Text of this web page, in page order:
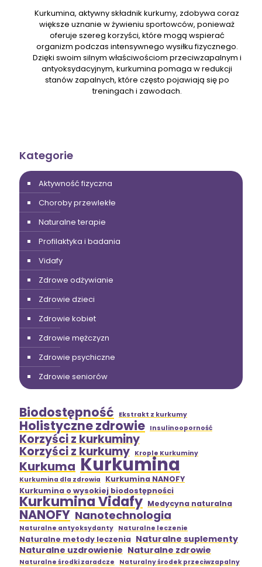
Kurkumina, aktywny składnik kurkumy, zdobywa coraz
większe uznanie w żywieniu sportowców, ponieważ
oferuje szereg korzyści, które mogą wspierać
organizm podczas intensywnego wysiłku fizycznego.
Dzięki swoim silnym właściwościom przeciwzapalnym i
antyoksydacyjnym, kurkumina pomaga w redukcji
stanów zapalnych, które często pojawiają się po
treningach i zawodach.
Kategorie
Aktywność fizyczna
Choroby przewlekłe
Naturalne terapie
Profilaktyka i badania
Vidafy
Zdrowe odżywianie
Zdrowie dzieci
Zdrowie kobiet
Zdrowie mężczyzn
Zdrowie psychiczne
Zdrowie seniorów
Biodostępność Ekstrakt z kurkumy
Holistyczne zdrowie Insulinooporność
Korzyści z kurkuminy
Korzyści z kurkumy Krople Kurkuminy
Kurkuma Kurkumina
Kurkumina dla zdrowia
Kurkumina NANOFY
Kurkumina o wysokiej biodostępności
Kurkumina Vidafy Medycyna naturalna
NANOFY Nanotechnologia
Naturalne antyoksydanty Naturalne leczenie
Naturalne metody leczenia Naturalne suplementy
Naturalne uzdrowienie Naturalne zdrowie
Naturalne środki zaradcze Naturalny środek przeciwzapalny